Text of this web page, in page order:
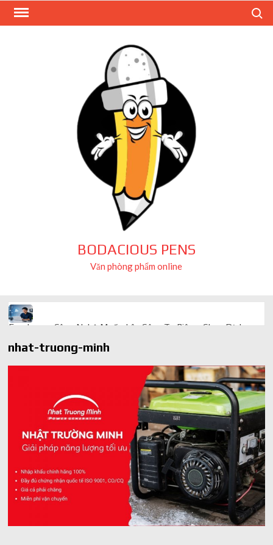
Skip
BODACIOUS PENS
Văn phòng phẩm online
Freelancer Công Nghệ Muốn Lên Công Ty Riêng: Chọn Dịch
Quà cá nhân hóa: vì sao món làm riêng luôn ghi điểm
AI trong doanh nghiệp: Phân biệt RPA, workflow và AI agent
Ứng dụng AI trong doanh nghiệp để cắt giảm chi phí vận hành
Ứng dụng AI cho chăm sóc khách hàng giúp web phản hồi
24/7
AI agent cho doanh nghiệp khác chatbot truyền thống ra sao
nhat-truong-minh